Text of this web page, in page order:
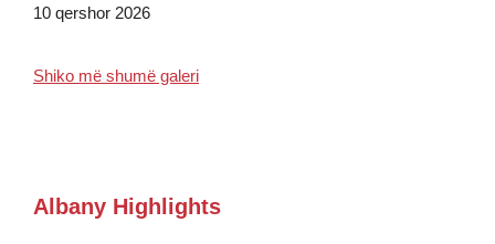
10 qershor 2026
Shiko më shumë galeri
Albany Highlights